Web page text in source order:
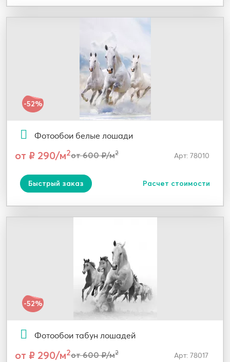
-52%
Фотообои белые лошади
от ₽ 290/м2от 600 ₽/м2 Арт: 78010
Быстрый заказ Расчет стоимости
-52%
Фотообои табун лошадей
от ₽ 290/м2от 600 ₽/м2 Арт: 78017